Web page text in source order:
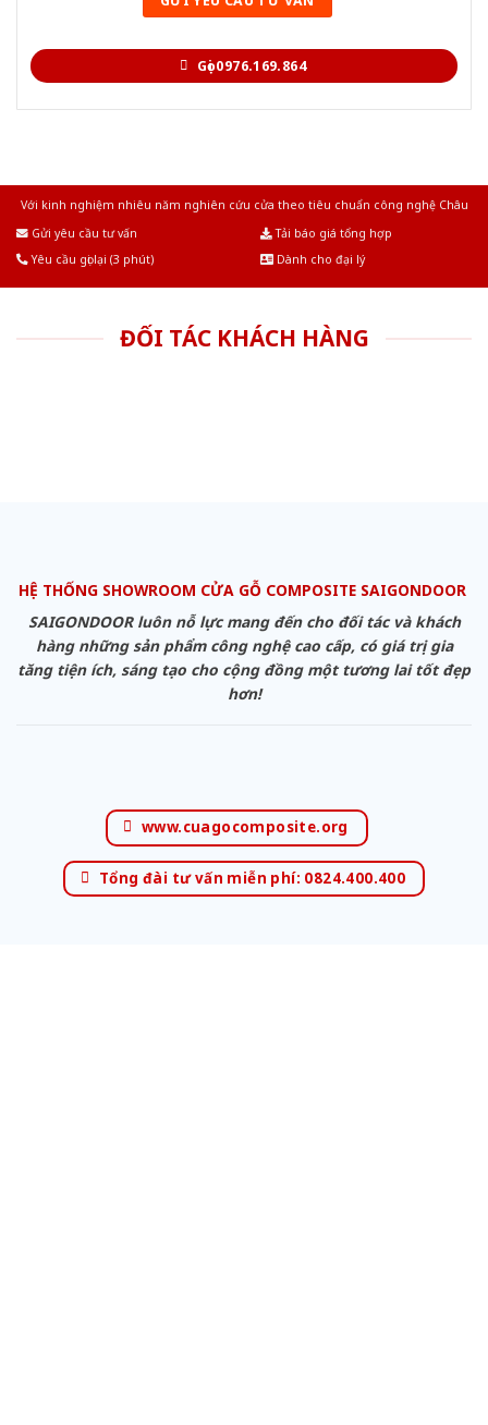
Gọi 0976.169.864
Với kinh nghiệm nhiêu năm nghiên cứu cửa theo tiêu chuẩn công nghệ Châu
Gửi yêu cầu tư vấn
Tải báo giá tổng hợp
Yêu cầu gọi lại (3 phút)
Dành cho đại lý
ĐỐI TÁC KHÁCH HÀNG
HỆ THỐNG SHOWROOM CỬA GỖ COMPOSITE SAIGONDOOR
SAIGONDOOR luôn nỗ lực mang đến cho đối tác và khách
hàng những sản phẩm công nghệ cao cấp, có giá trị gia
tăng tiện ích, sáng tạo cho cộng đồng một tương lai tốt đẹp
hơn!
www.cuagocomposite.org
Tổng đài tư vấn miễn phí: 0824.400.400